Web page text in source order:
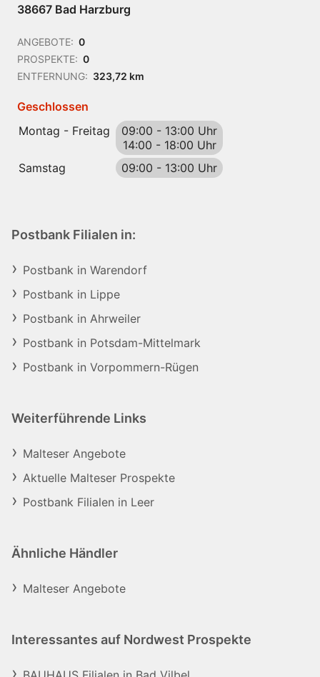
38667 Bad Harzburg
ANGEBOTE: 0
PROSPEKTE: 0
ENTFERNUNG: 323,72 km
Geschlossen
Montag - Freitag
09:00 - 13:00 Uhr
14:00 - 18:00 Uhr
Samstag
09:00 - 13:00 Uhr
Postbank Filialen in:
Postbank in Warendorf
Postbank in Lippe
Postbank in Ahrweiler
Postbank in Potsdam-Mittelmark
Postbank in Vorpommern-Rügen
Weiterführende Links
Malteser Angebote
Aktuelle Malteser Prospekte
Postbank Filialen in Leer
Ähnliche Händler
Malteser Angebote
Interessantes auf Nordwest Prospekte